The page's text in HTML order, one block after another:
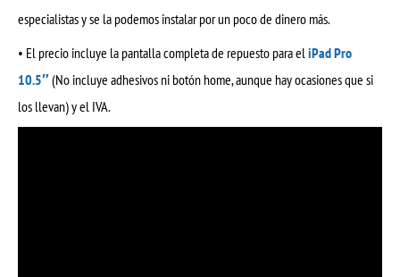
especialistas y se la podemos instalar por un poco de dinero más.
• El precio incluye la pantalla completa de repuesto para eliPad Pro
10.5″(No incluye adhesivos ni botón home, aunque hay ocasiones que si
los llevan) y el IVA.